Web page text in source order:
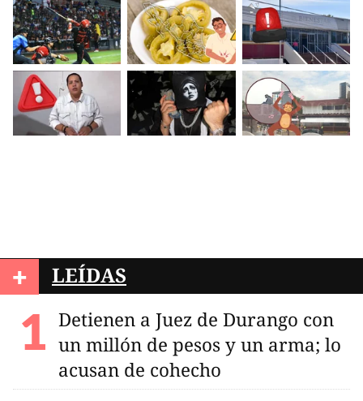
+ LEÍDAS
Detienen a Juez de Durango con
un millón de pesos y un arma; lo
acusan de cohecho